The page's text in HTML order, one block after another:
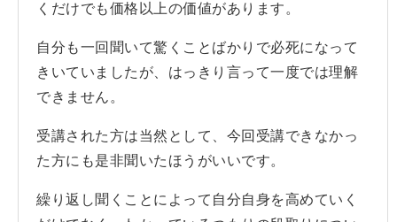
くだけでも価格以上の価値があります。
自分も一回聞いて驚くことばかりで必死になって
きいていましたが、はっきり言って一度では理解
できません。
受講された方は当然として、今回受講できなかっ
た方にも是非聞いたほうがいいです。
繰り返し聞くことによって自分自身を高めていく